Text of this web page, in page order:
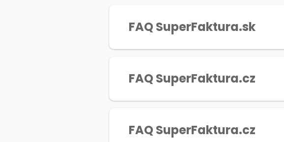
FAQ SuperFaktura.sk
FAQ SuperFaktura.cz
FAQ SuperFaktura.cz